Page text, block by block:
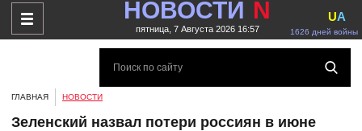
НОВОСТИ N
пятница, 7 Августа 2026 16:57 1626 дней войны
UA
ГЛАВНАЯ НОВОСТИ
Зеленский назвал потери россиян в июне